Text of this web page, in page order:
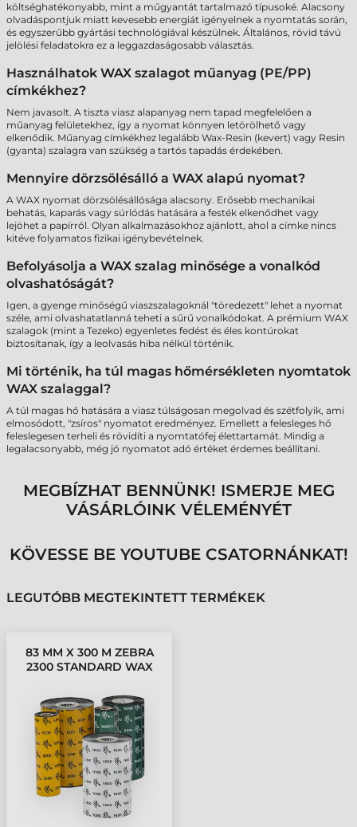
költséghatékonyabb, mint a műgyantát tartalmazó típusoké. Alacsony
olvadáspontjuk miatt kevesebb energiát igényelnek a nyomtatás során,
és egyszerűbb gyártási technológiával készülnek. Általános, rövid távú
jelölési feladatokra ez a leggazdaságosabb választás.
Használhatok WAX szalagot műanyag (PE/PP)
címkékhez?
Nem javasolt. A tiszta viasz alapanyag nem tapad megfelelően a
műanyag felületekhez, így a nyomat könnyen letörölhető vagy
elkenődik. Műanyag címkékhez legalább Wax-Resin (kevert) vagy Resin
(gyanta) szalagra van szükség a tartós tapadás érdekében.
Mennyire dörzsölésálló a WAX alapú nyomat?
A WAX nyomat dörzsölésállósága alacsony. Erősebb mechanikai
behatás, kaparás vagy súrlódás hatására a festék elkenődhet vagy
lejöhet a papírról. Olyan alkalmazásokhoz ajánlott, ahol a címke nincs
kitéve folyamatos fizikai igénybevételnek.
Befolyásolja a WAX szalag minősége a vonalkód
olvashatóságát?
Igen, a gyenge minőségű viaszszalagoknál "töredezett" lehet a nyomat
széle, ami olvashatatlanná teheti a sűrű vonalkódokat. A prémium WAX
szalagok (mint a Tezeko) egyenletes fedést és éles kontúrokat
biztosítanak, így a leolvasás hiba nélkül történik.
Mi történik, ha túl magas hőmérsékleten nyomtatok
WAX szalaggal?
A túl magas hő hatására a viasz túlságosan megolvad és szétfolyik, ami
elmosódott, "zsíros" nyomatot eredményez. Emellett a felesleges hő
feleslegesen terheli és rövidíti a nyomtatófej élettartamát. Mindig a
legalacsonyabb, még jó nyomatot adó értéket érdemes beállítani.
MEGBÍZHAT BENNÜNK! ISMERJE MEG
VÁSÁRLÓINK VÉLEMÉNYÉT
KÖVESSE BE YOUTUBE CSATORNÁNKAT!
LEGUTÓBB MEGTEKINTETT TERMÉKEK
83 MM X 300 M ZEBRA
2300 STANDARD WAX